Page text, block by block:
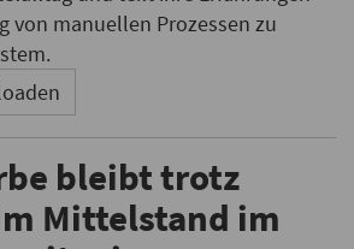
von manuellen Prozessen zu
bleibt trotz
Mittelstand im